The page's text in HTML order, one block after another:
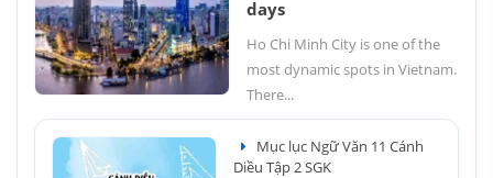
days
Ho Chi Minh City is one of the
most dynamic spots in Vietnam.
There...
Mục lục Ngữ Văn 11 Cánh
Diều Tập 2 SGK